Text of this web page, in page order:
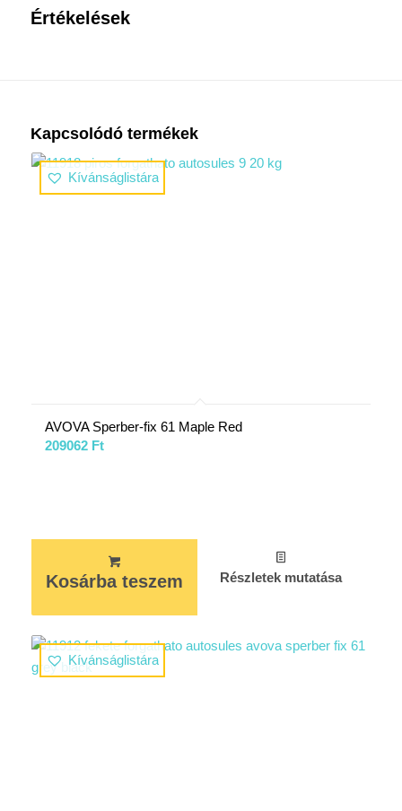
Értékelések
Kapcsolódó termékek
Kívánságlistára
AVOVA Sperber-fix 61 Maple Red
209062 Ft
Kosárba teszem Részletek mutatása
Kívánságlistára